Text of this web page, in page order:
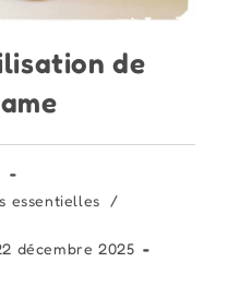
de
essentielles
/
décembre 2025